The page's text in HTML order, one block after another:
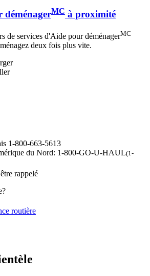
déménagerMC à proximité
de services d'Aide pour déménagerMC
deux fois plus vite.
1-800-663-5613
du Nord: 1-800-GO-U-HAUL(1-
rappelé
routière